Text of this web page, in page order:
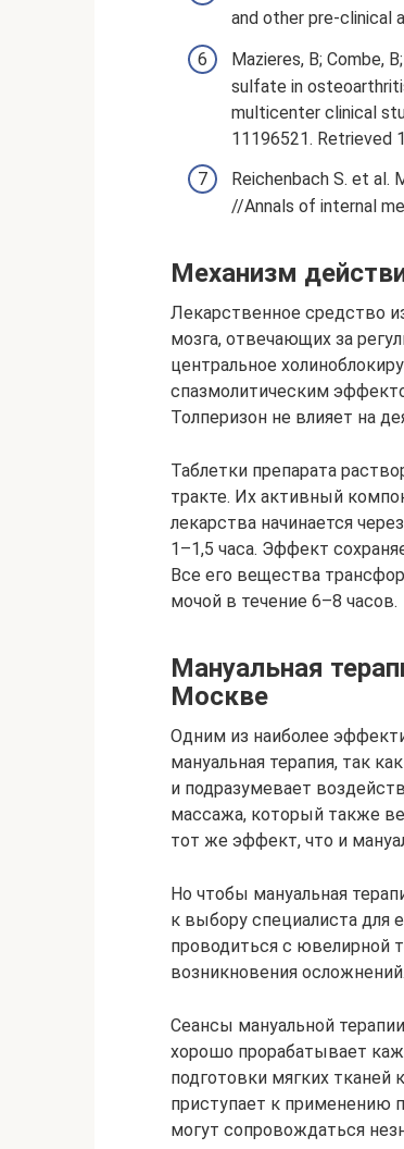
and other pre-clinical
Mazieres, B; Combe,
sulfate in
multicenter clinical
11196521. Retrieved
Reichenbach S. et al.
//Annals of internal
Механизм
Лекарственное средство
мозга, отвечающих за
центральное
спазмолитическим
Толперизон не влияет на
Таблетки препарата
тракте. Их активный
лекарства начинается
1–1,5 часа. Эффект
Все его вещества
мочой в течение 6–8 часов.
Мануальная
Москве
Одним из наиболее
мануальная терапия, так
и подразумевает
массажа, который также
тот же эффект, что и
Но чтобы мануальная
к выбору специалиста для
проводиться с ювелирной
возникновения осложнений.
Сеансы мануальной
хорошо прорабатывает
подготовки мягких тканей
приступает к применению
могут сопровождаться